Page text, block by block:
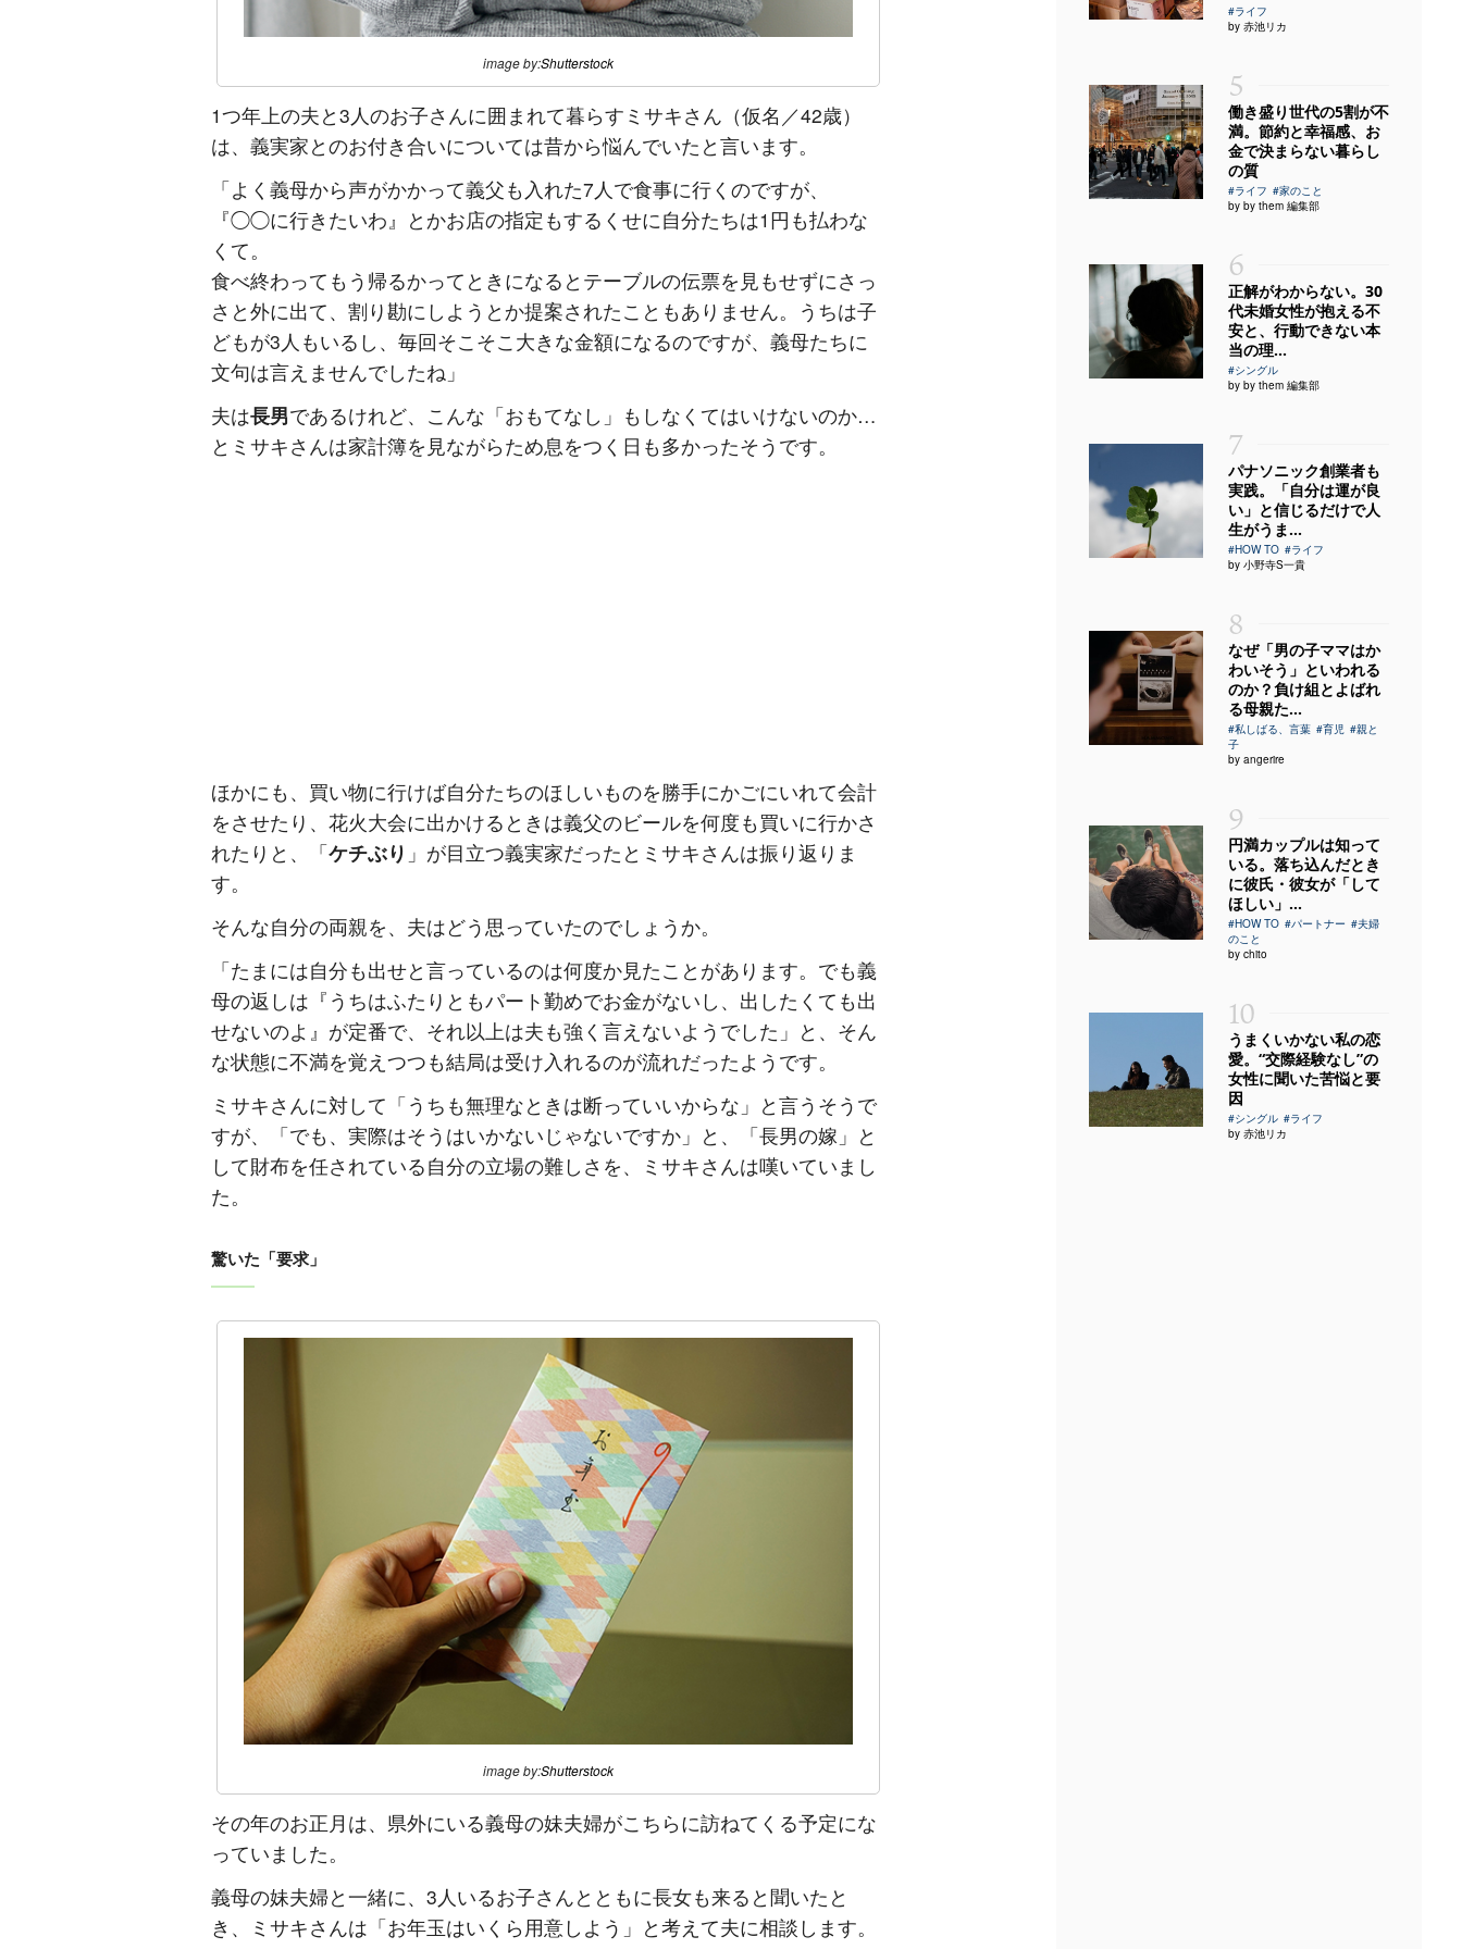
image by:Shutterstock
1つ年上の夫と3人のお子さんに囲まれて暮らすミサキさん（仮名／42歳）
は、義実家とのお付き合いについては昔から悩んでいたと言います。
「よく義母から声がかかって義父も入れた7人で食事に行くのですが、
『◯◯に行きたいわ』とかお店の指定もするくせに自分たちは1円も払わな
くて。
食べ終わってもう帰るかってときになるとテーブルの伝票を見もせずにさっ
さと外に出て、割り勘にしようとか提案されたこともありません。うちは子
どもが3人もいるし、毎回そこそこ大きな金額になるのですが、義母たちに
文句は言えませんでしたね」
夫は長男であるけれど、こんな「おもてなし」もしなくてはいけないのか…
とミサキさんは家計簿を見ながらため息をつく日も多かったそうです。
ほかにも、買い物に行けば自分たちのほしいものを勝手にかごにいれて会計
をさせたり、花火大会に出かけるときは義父のビールを何度も買いに行かさ
れたりと、「ケチぶり 」が目立つ義実家だったとミサキさんは振り返りま
す。
そんな自分の両親を、夫はどう思っていたのでしょうか。
「たまには自分も出せと言っているのは何度か見たことがあります。でも義
母の返しは『うちはふたりともパート勤めでお金がないし、出したくても出
せないのよ』が定番で、それ以上は夫も強く言えないようでした」と、そん
な状態に不満を覚えつつも結局は受け入れるのが流れだったようです。
ミサキさんに対して「うちも無理なときは断っていいからな」と言うそうで
すが、「でも、実際はそうはいかないじゃないですか」と、「長男の嫁」と
して財布を任されている自分の立場の難しさを、ミサキさんは嘆いていまし
た。
驚いた「要求」
image by:Shutterstock
その年のお正月は、県外にいる義母の妹夫婦がこちらに訪ねてくる予定にな
っていました。
義母の妹夫婦と一緒に、3人いるお子さんとともに長女も来ると聞いたと
き、ミサキさんは「お年玉はいくら用意しよう」と考えて夫に相談します。
#ライフ
by 赤池リカ
5
働き盛り世代の5割が不
満。節約と幸福感、お
金で決まらない暮らし
の質
#ライフ #家のこと
by by them 編集部
6
正解がわからない。30
代未婚女性が抱える不
安と、行動できない本
当の理...
#シングル
by by them 編集部
7
パナソニック創業者も
実践。「自分は運が良
い」と信じるだけで人
生がうま...
#HOW TO #ライフ
by 小野寺S一貴
8
なぜ「男の子ママはか
わいそう」といわれる
のか？負け組とよばれ
る母親た...
#私しばる、言葉 #育児 #親と
子
by angerire
9
円満カップルは知って
いる。落ち込んだとき
に彼氏・彼女が「して
ほしい」...
#HOW TO #パートナー #夫婦
のこと
by chito
10
うまくいかない私の恋
愛。“交際経験なし”の
女性に聞いた苦悩と要
因
#シングル #ライフ
by 赤池リカ